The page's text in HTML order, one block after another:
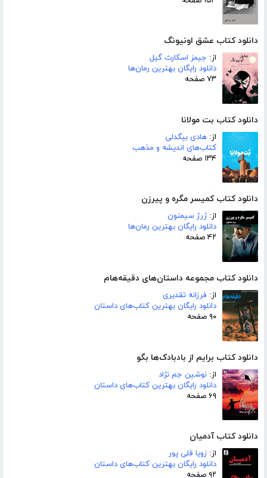
دانلود کتاب عشق اونیونگ
از: جیمز اسکارث گیل
دانلود رایگان بهترین رمان‌ها
۷۳ صفحه
دانلود کتاب بت مولانا
از: هادی بیگدلی
کتاب‌های اندیشه و مذهب
۱۳۴ صفحه
دانلود کتاب کمیسر مگره و پیرزن
از:ژرژ سیمنون
دانلود رایگان بهترین رمان‌ها
۴۲ صفحه
دانلود کتاب مجموعه داستان‌های دقیقه‌هام
از: فرزانه تقدیری
دانلود رایگان بهترین کتاب‌های داستان
۹۰ صفحه
دانلود کتاب برایم از بادبادک‌ها بگو
از: نوشین جم نژاد
دانلود رایگان بهترین کتاب‌های داستان
۶۹ صفحه
دانلود کتاب آدمیان
از: زویا قلی پور
دانلود رایگان بهترین کتاب‌های داستان
۹۲ صفحه